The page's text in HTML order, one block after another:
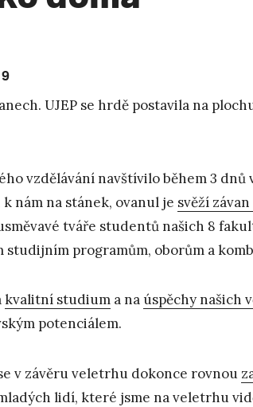
UJEP se hrdě postavila na
vzdělávání navštívilo během 3 dnů
nám na stánek, ovanul je svěží
tváře studentů našich 8
programům, oborům a
kvalitní studium a na úspěchy našich
potenciálem.
v závěru veletrhu dokonce rovnou
lidí, které jsme na veletrhu